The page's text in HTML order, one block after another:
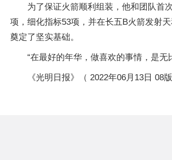
为了保证火箭顺利组装，他和团队首
项，细化指标53项，并在长五B火箭发射
奠定了坚实基础。
“在最好的年华，做喜欢的事情，是
《光明日报》（ 2022年06月13日 08版